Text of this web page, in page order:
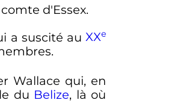
comte d'Essex.
a suscité auXXe
Wallace qui, en
du Belize, là où